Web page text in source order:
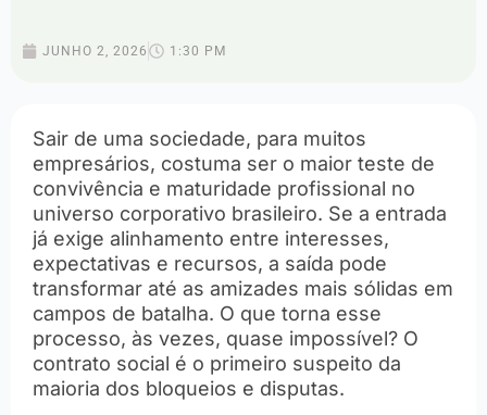
JUNHO 2, 2026 1:30 PM
Sair de uma sociedade, para muitos
empresários, costuma ser o maior teste de
convivência e maturidade profissional no
universo corporativo brasileiro. Se a entrada
já exige alinhamento entre interesses,
expectativas e recursos, a saída pode
transformar até as amizades mais sólidas em
campos de batalha. O que torna esse
processo, às vezes, quase impossível? O
contrato social é o primeiro suspeito da
maioria dos bloqueios e disputas.